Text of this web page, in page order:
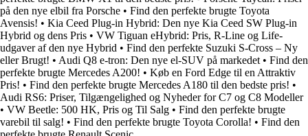
på den nye elbil fra Porsche • Find den perfekte brugte Toyota
Avensis! • Kia Ceed Plug-in Hybrid: Den nye Kia Ceed SW Plug-in
Hybrid og dens Pris • VW Tiguan eHybrid: Pris, R-Line og Life-
udgaver af den nye Hybrid • Find den perfekte Suzuki S-Cross – Ny
eller Brugt! • Audi Q8 e-tron: Den nye el-SUV på markedet • Find den
perfekte brugte Mercedes A200! • Køb en Ford Edge til en Attraktiv
Pris! • Find den perfekte brugte Mercedes A180 til den bedste pris! •
Audi RS6: Priser, Tilgængelighed og Nyheder for C7 og C8 Modeller
• VW Beetle: 500 HK, Pris og Til Salg • Find den perfekte brugte
varebil til salg! • Find den perfekte brugte Toyota Corolla! • Find den